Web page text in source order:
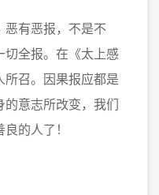
有恶报，不是不
切全报。在《太上感
所召。因果报应都是
意志所改变，我们
的人了！